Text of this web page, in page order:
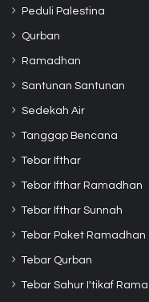
Peduli Palestina
Qurban
Ramadhan
Santunan Santunan
Sedekah Air
Tanggap Bencana
Tebar Ifthar
Tebar Ifthar Ramadhan
Tebar Ifthar Sunnah
Tebar Paket Ramadhan
Tebar Qurban
Tebar Sahur I'tikaf